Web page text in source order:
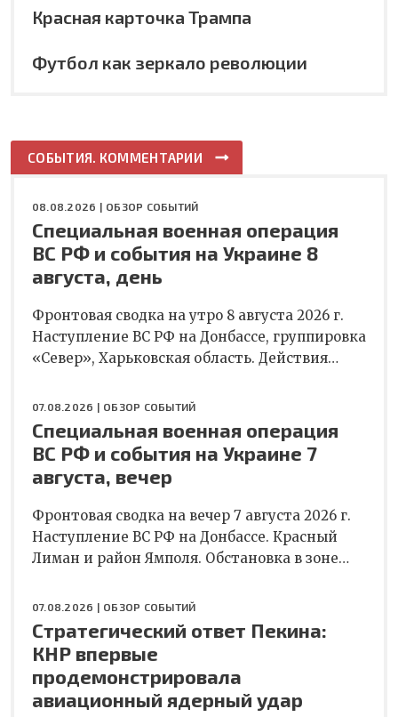
Красная карточка Трампа
Футбол как зеркало революции
СОБЫТИЯ. КОММЕНТАРИИ
08.08.2026 | ОБЗОР СОБЫТИЙ
Специальная военная операция
ВС РФ и события на Украине 8
августа, день
Фронтовая сводка на утро 8 августа 2026 г.
Наступление ВС РФ на Донбассе, группировка
«Север», Харьковская область. Действия…
07.08.2026 | ОБЗОР СОБЫТИЙ
Специальная военная операция
ВС РФ и события на Украине 7
августа, вечер
Фронтовая сводка на вечер 7 августа 2026 г.
Наступление ВС РФ на Донбассе. Красный
Лиман и район Ямполя. Обстановка в зоне…
07.08.2026 | ОБЗОР СОБЫТИЙ
Стратегический ответ Пекина:
КНР впервые
продемонстрировала
авиационный ядерный удар